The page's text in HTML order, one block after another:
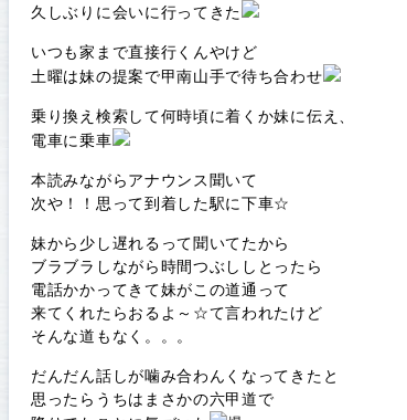
久しぶりに会いに行ってきた
いつも家まで直接行くんやけど
土曜は妹の提案で甲南山手で待ち合わせ
乗り換え検索して何時頃に着くか妹に伝え、
電車に乗車
本読みながらアナウンス聞いて
次や！！思って到着した駅に下車☆
妹から少し遅れるって聞いてたから
ブラブラしながら時間つぶししとったら
電話かかってきて妹がこの道通って
来てくれたらおるよ～☆て言われたけど
そんな道もなく。。。
だんだん話しが噛み合わんくなってきたと
思ったらうちはまさかの六甲道で